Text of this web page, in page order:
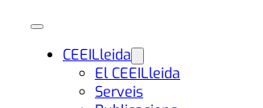
CEEILleida
El CEEILleida
Serveis